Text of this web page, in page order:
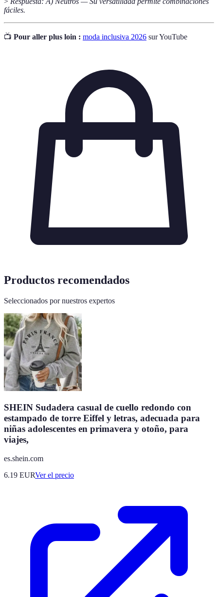
fáciles.
📺 Pour aller plus loin : moda inclusiva 2026 sur YouTube
Productos recomendados
Seleccionados por nuestros expertos
SHEIN Sudadera casual de cuello redondo con
estampado de torre Eiffel y letras, adecuada para
niñas adolescentes en primavera y otoño, para
viajes,
es.shein.com
6.19 EURVer el precio